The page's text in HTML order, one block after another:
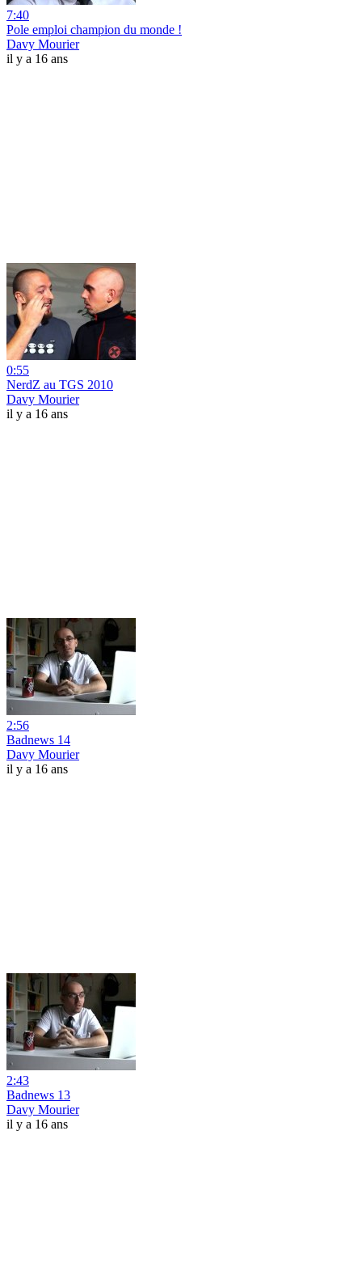
7:40
Pole emploi champion du monde !
Davy Mourier
il y a 16 ans
0:55
NerdZ au TGS 2010
Davy Mourier
il y a 16 ans
2:56
Badnews 14
Davy Mourier
il y a 16 ans
2:43
Badnews 13
Davy Mourier
il y a 16 ans